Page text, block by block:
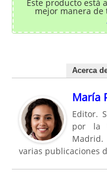
Este producto está
mejor manera de
Acerca
María
Editor.
por la
varias publicaciones